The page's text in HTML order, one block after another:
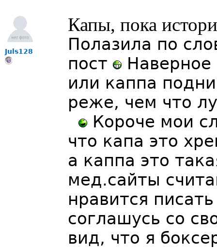
Juls128
Капы, пока
Полазила по
пост
Наверное
или каппа
реже, чем что
Короче мои
что капа это
а каппа это
мед.сайты
нравится
соглашусь со
вид, что я